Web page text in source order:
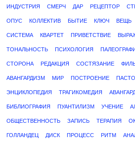
ИНДУСТРИЯ СМЕРЧ ДАР РЕЦЕПТОР
ОПУС КОЛЛЕКТИВ БЫТИЕ КЛЮЧ ВЕЩЬ
СИСТЕМА КВАРТЕТ ПРИВЕТСТВИЕ
ТОНАЛЬНОСТЬ ПСИХОЛОГИЯ
СТОРОНА РЕДАКЦИЯ СОСТЯЗАНИЕ
АВАНГАРДИЗМ МИР ПОСТРОЕНИЕ
ЭНЦИКЛОПЕДИЯ ТРАГИКОМЕДИЯ
БИБЛИОГРАФИЯ ПУАНТИЛИЗМ УЧЕНИЕ
ОБЩЕСТВЕННОСТЬ ЗАПИСЬ ТЕРАПИЯ
ГОЛЛАНДЕЦ ДИСК ПРОЦЕСС РИТМ